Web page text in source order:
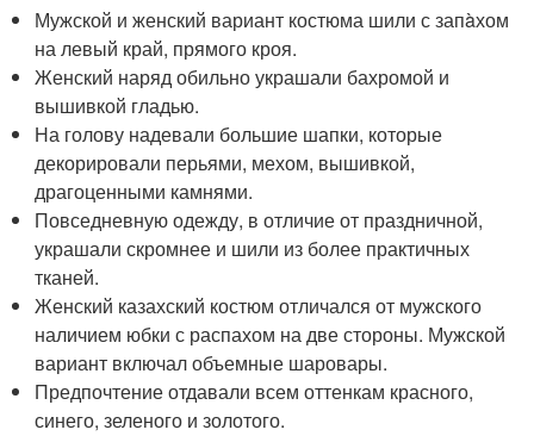
Мужской и женский вариант костюма шили с запàхом
на левый край, прямого кроя.
Женский наряд обильно украшали бахромой и
вышивкой гладью.
На голову надевали большие шапки, которые
декорировали перьями, мехом, вышивкой,
драгоценными камнями.
Повседневную одежду, в отличие от праздничной,
украшали скромнее и шили из более практичных
тканей.
Женский казахский костюм отличался от мужского
наличием юбки с распахом на две стороны. Мужской
вариант включал объемные шаровары.
Предпочтение отдавали всем оттенкам красного,
синего, зеленого и золотого.